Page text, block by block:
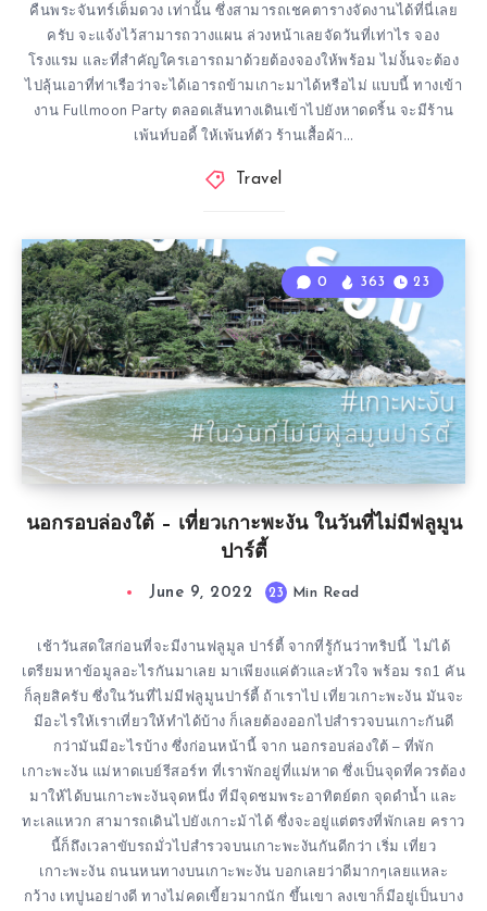
คืนพระจันทร์เต็มดวง เท่านั้น ซึ่งสามารถเชคตารางจัดงานได้ที่นี่เลย
ครับ จะแจ้งไว้สามารถวางแผน ล่วงหน้าเลยจัดวันที่เท่าไร จอง
โรงแรม และที่สำคัญใครเอารถมาด้วยต้องจองให้พร้อม ไม่งั้นจะต้อง
ไปลุ้นเอาที่ท่าเรือว่าจะได้เอารถข้ามเกาะมาได้หรือไม่ แบบนี้ ทางเข้า
งาน Fullmoon Party ตลอดเส้นทางเดินเข้าไปยังหาดดริ้น จะมีร้าน
เพ้นท์บอดี้ ให้เพ้นท์ตัว ร้านเสื้อผ้า…
Travel
นอกรอบล่องใต้ – เที่ยวเกาะพะงัน ในวันที่ไม่มีฟลูมูน
ปาร์ตี้
0 363 23
June 9, 2022 23 Min Read
เช้าวันสดใสก่อนที่จะมีงานฟลูมูล ปาร์ตี้ จากที่รู้กันว่าทริปนี้ ไม่ได้
เตรียมหาข้อมูลอะไรกันมาเลย มาเพียงแค่ตัวและหัวใจ พร้อม รถ1 คัน
ก็ลุยสิครับ ซึ่งในวันที่ไม่มีฟลูมูนปาร์ตี้ ถ้าเราไป เที่ยวเกาะพะงัน มันจะ
มีอะไรให้เราเที่ยวให้ทำได้บ้าง ก็เลยต้องออกไปสำรวจบนเกาะกันดี
กว่ามันมีอะไรบ้าง ซึ่งก่อนหน้านี้ จาก นอกรอบล่องใต้ – ที่พัก
เกาะพะงัน แม่หาดเบย์รีสอร์ท ที่เราพักอยู่ที่แม่หาด ซึ่งเป็นจุดที่ควรต้อง
มาให้ได้บนเกาะพะงันจุดหนึ่ง ที่มีจุดชมพระอาทิตย์ตก จุดดำน้ำ และ
ทะเลแหวก สามารถเดินไปยังเกาะม้าได้ ซึ่งจะอยู่แต่ตรงที่พักเลย คราว
นี้ก็ถึงเวลาขับรถมั่วไปสำรวจบนเกาะพะงันกันดีกว่า เริ่ม เที่ยว
เกาะพะงัน ถนนหนทางบนเกาะพะงัน บอกเลยว่าดีมากๆเลยแหละ
กว้าง เทปูนอย่างดี ทางไม่คดเขี้ยวมากนัก ขึ้นเขา ลงเขาก็มีอยู่เป็นบาง